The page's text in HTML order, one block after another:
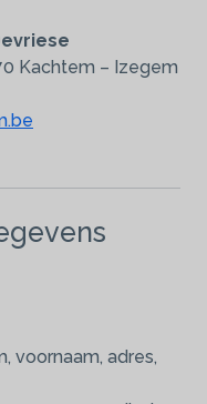
Kachtem – Izegem
voornaam, adres,